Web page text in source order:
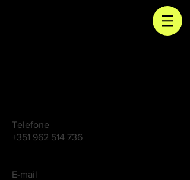
Telefone
+351 962 514 736
E-mail